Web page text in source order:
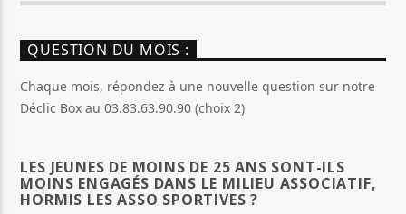
QUESTION DU MOIS :
Chaque mois, répondez à une nouvelle question sur notre
Déclic Box au 03.83.63.90.90 (choix 2)
LES JEUNES DE MOINS DE 25 ANS SONT-ILS
MOINS ENGAGÉS DANS LE MILIEU ASSOCIATIF,
HORMIS LES ASSO SPORTIVES ?